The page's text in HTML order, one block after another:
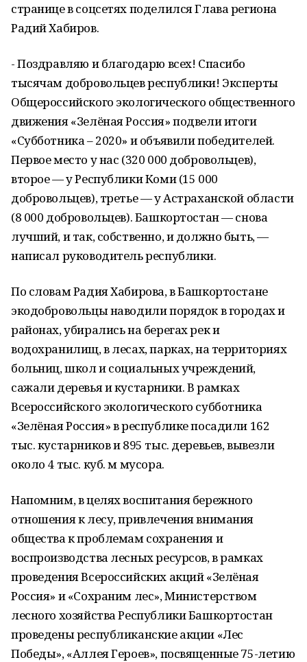
странице в соцсетях поделился Глава региона
Радий Хабиров.
- Поздравляю и благодарю всех! Спасибо
тысячам добровольцев республики! Эксперты
Общероссийского экологического общественного
движения «Зелёная Россия» подвели итоги
«Субботника – 2020» и объявили победителей.
Первое место у нас (320 000 добровольцев),
второе — у Республики Коми (15 000
добровольцев), третье — у Астраханской области
(8 000 добровольцев). Башкортостан — снова
лучший, и так, собственно, и должно быть, —
написал руководитель республики.
По словам Радия Хабирова, в Башкортостане
экодобровольцы наводили порядок в городах и
районах, убирались на берегах рек и
водохранилищ, в лесах, парках, на территориях
больниц, школ и социальных учреждений,
сажали деревья и кустарники. В рамках
Всероссийского экологического субботника
«Зелёная Россия» в республике посадили 162
тыс. кустарников и 895 тыс. деревьев, вывезли
около 4 тыс. куб. м мусора.
Напомним, в целях воспитания бережного
отношения к лесу, привлечения внимания
общества к проблемам сохранения и
воспроизводства лесных ресурсов, в рамках
проведения Всероссийских акций «Зелёная
Россия» и «Сохраним лес», Министерством
лесного хозяйства Республики Башкортостан
проведены республиканские акции «Лес
Победы», «Аллея Героев», посвященные 75-летию